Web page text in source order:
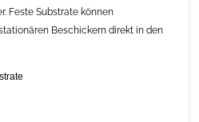
Feste Substrate können
Beschickern direkt in den